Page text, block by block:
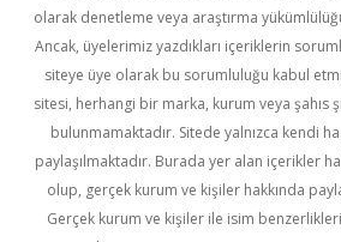
olarak denetleme veya araştırma
Ancak, üyelerimiz yazdıkları içeriklerin
siteye üye olarak bu sorumluluğu kabul
sitesi, herhangi bir marka, kurum veya şahıs
bulunmamaktadır. Sitede yalnızca kendi
paylaşılmaktadır. Burada yer alan içerikler
olup, gerçek kurum ve kişiler hakkında
Gerçek kurum ve kişiler ile isim